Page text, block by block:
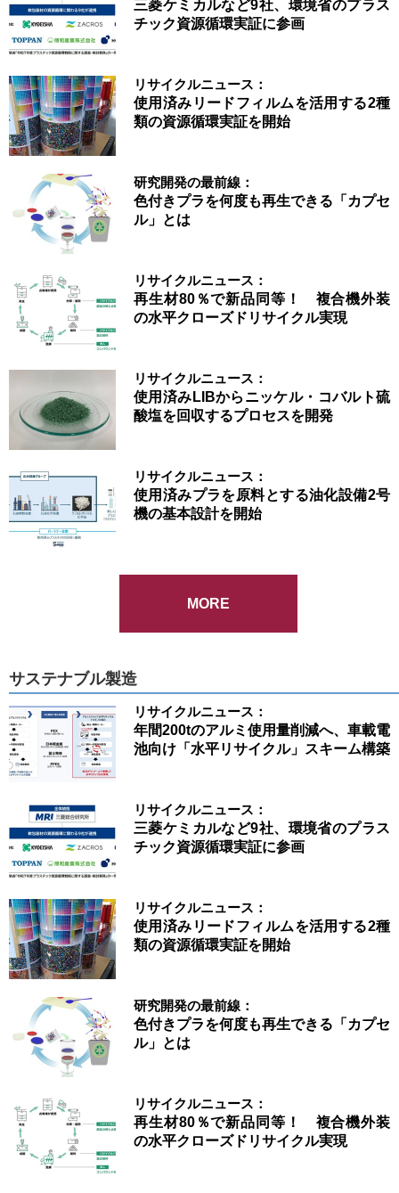
三菱ケミカルなど9社、環境省のプラス
チック資源循環実証に参画
リサイクルニュース：
使用済みリードフィルムを活用する2種
類の資源循環実証を開始
研究開発の最前線：
色付きプラを何度も再生できる「カプセ
ル」とは
リサイクルニュース：
再生材80％で新品同等！ 複合機外装
の水平クローズドリサイクル実現
リサイクルニュース：
使用済みLIBからニッケル・コバルト硫
酸塩を回収するプロセスを開発
リサイクルニュース：
使用済みプラを原料とする油化設備2号
機の基本設計を開始
MORE
サステナブル製造
リサイクルニュース：
年間200tのアルミ使用量削減へ、車載電
池向け「水平リサイクル」スキーム構築
リサイクルニュース：
三菱ケミカルなど9社、環境省のプラス
チック資源循環実証に参画
リサイクルニュース：
使用済みリードフィルムを活用する2種
類の資源循環実証を開始
研究開発の最前線：
色付きプラを何度も再生できる「カプセ
ル」とは
リサイクルニュース：
再生材80％で新品同等！ 複合機外装
の水平クローズドリサイクル実現